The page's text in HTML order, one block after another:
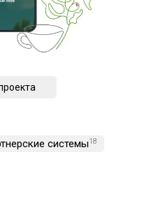
системы18